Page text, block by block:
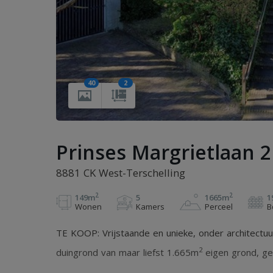
40 2
Prinses Margrietlaan 2
8881 CK West-Terschelling
149m2
Wonen
5
Kamers
1665m2
Perceel
TE KOOP: Vrijstaande en unieke, onder
duingrond van maar liefst 1.665m2 eigen grond,